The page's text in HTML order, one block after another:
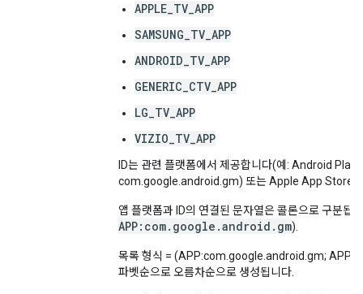
APPLE_TV_APP
SAMSUNG_TV_APP
ANDROID_TV_APP
GENERIC_CTV_APP
LG_TV_APP
VIZIO_TV_APP
ID는 관련 플랫폼에서 제공합니다(예: Android Play
com.google.android.gm) 또는 Apple App Store
앱 플랫폼과 ID의 연결된 문자열은 콜론으로 구분됩
APP:com.google.android.gm).
목록 형식 = (APP:com.google.android.gm;
파벳순으로 오름차순으로 생성됩니다.